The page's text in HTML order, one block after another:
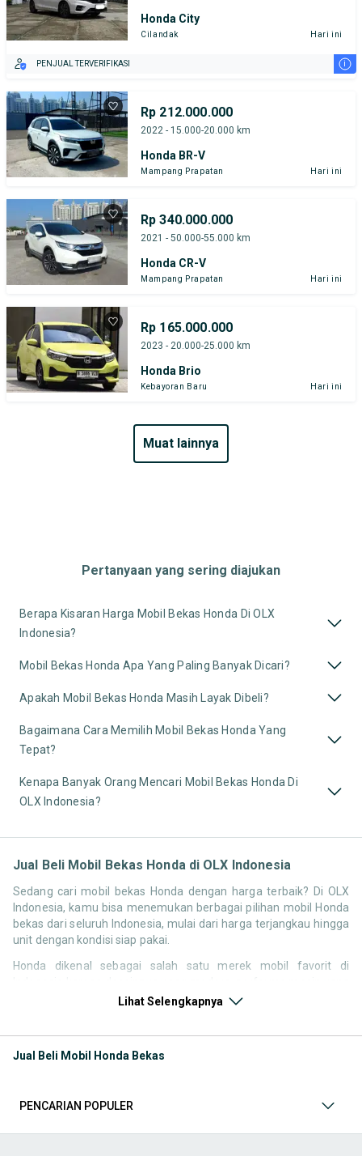
Honda City
Cilandak Hari ini
PENJUAL TERVERIFIKASI i
Rp 212.000.000
2022 - 15.000-20.000 km
Honda BR-V
Mampang Prapatan Hari ini
Rp 340.000.000
2021 - 50.000-55.000 km
Honda CR-V
Mampang Prapatan Hari ini
Rp 165.000.000
2023 - 20.000-25.000 km
Honda Brio
Kebayoran Baru Hari ini
muat lainnya
Pertanyaan yang sering diajukan
Berapa Kisaran Harga Mobil Bekas Honda Di OLX
Indonesia?
Mobil Bekas Honda Apa Yang Paling Banyak Dicari?
Apakah Mobil Bekas Honda Masih Layak Dibeli?
Bagaimana Cara Memilih Mobil Bekas Honda Yang
Tepat?
Kenapa Banyak Orang Mencari Mobil Bekas Honda Di
OLX Indonesia?
Jual Beli Mobil Bekas Honda di OLX Indonesia
Sedang cari mobil bekas Honda dengan harga terbaik? Di OLX
Indonesia, kamu bisa menemukan berbagai pilihan mobil Honda
bekas dari seluruh Indonesia, mulai dari harga terjangkau hingga
unit dengan kondisi siap pakai.
Honda dikenal sebagai salah satu merek mobil favorit di
responsif, serta kenyamanan berkendara. Tidak heran jika
Melalui halaman ini, kamu bisa langsung membandingkan
Model Mobil Bekas Honda yang Paling Banyak Dicari
Lihat Selengkapnya
Jual Beli Mobil Honda Bekas
PENCARIAN POPULER